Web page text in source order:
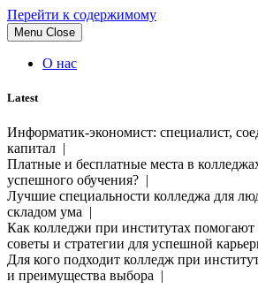
Перейти к содержимому
Menu Close
О нас
Latest
Информатик-экономист: специалист,
капитал |
Платные и бесплатные места в
успешного обучения? |
Лучшие специальности колледжа для
складом ума |
Как колледжи при институтах помогают
советы и стратегии для успешной
Для кого подходит колледж при
и преимущества выбора |